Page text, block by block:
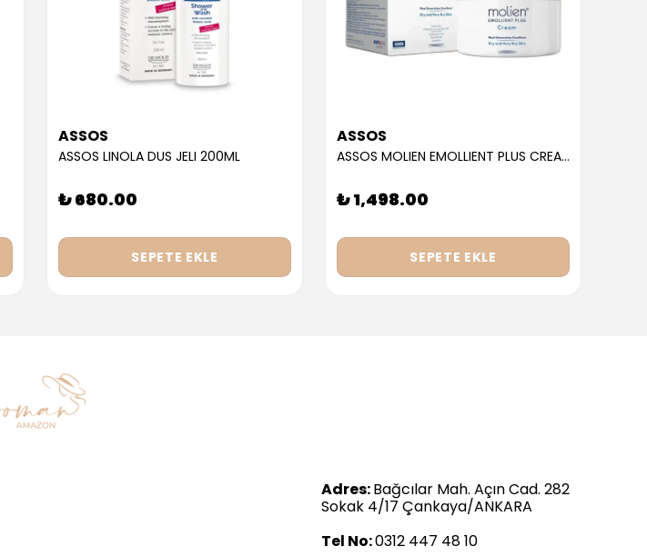
ASSOS
ASSOS LINOLA DUS JELI 200ML
₺ 680.00
SEPETE EKLE
ASSOS
ASSOS MOLIEN EMOLLIENT PLUS CREAM 300ML
₺ 1,498.00
SEPETE EKLE
Adres:Bağcılar Mah. Açın Cad. 282
Sokak 4/17 Çankaya/ANKARA
Tel No:0312 447 48 10